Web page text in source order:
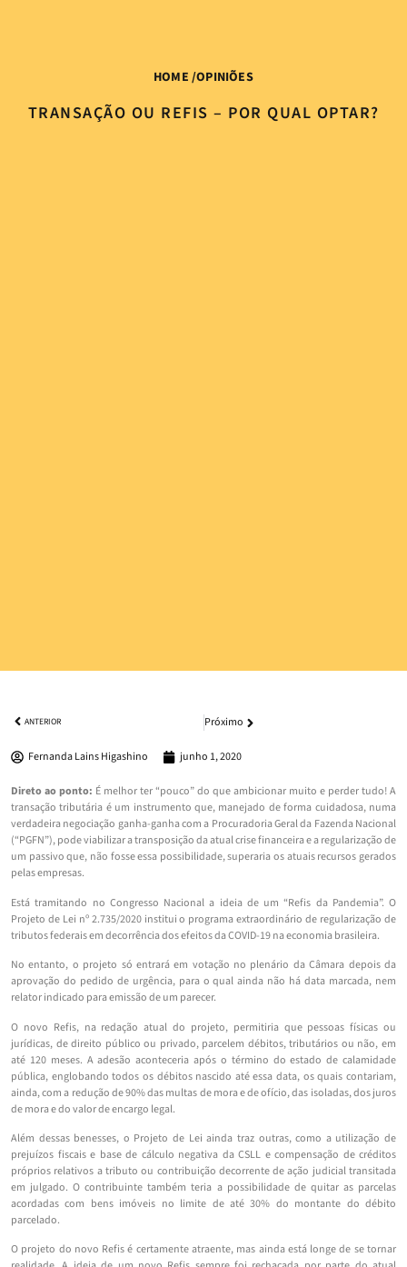
HOME /OPINIÕES
TRANSAÇÃO OU REFIS – POR QUAL OPTAR?
ANTERIOR Próximo
Fernanda Lains Higashino junho 1, 2020
Direto ao ponto: É melhor ter “pouco” do que ambicionar muito e perder tudo! A
transação tributária é um instrumento que, manejado de forma cuidadosa, numa
verdadeira negociação ganha-ganha com a Procuradoria Geral da Fazenda Nacional
(“PGFN”), pode viabilizar a transposição da atual crise financeira e a regularização de
um passivo que, não fosse essa possibilidade, superaria os atuais recursos gerados
pelas empresas.
Está tramitando no Congresso Nacional a ideia de um “Refis da Pandemia”. O
Projeto de Lei nº 2.735/2020 institui o programa extraordinário de regularização de
tributos federais em decorrência dos efeitos da COVID-19 na economia brasileira.
No entanto, o projeto só entrará em votação no plenário da Câmara depois da
aprovação do pedido de urgência, para o qual ainda não há data marcada, nem
relator indicado para emissão de um parecer.
O novo Refis, na redação atual do projeto, permitiria que pessoas físicas ou
jurídicas, de direito público ou privado, parcelem débitos, tributários ou não, em
até 120 meses. A adesão aconteceria após o término do estado de calamidade
pública, englobando todos os débitos nascido até essa data, os quais contariam,
ainda, com a redução de 90% das multas de mora e de ofício, das isoladas, dos juros
de mora e do valor de encargo legal.
Além dessas benesses, o Projeto de Lei ainda traz outras, como a utilização de
prejuízos fiscais e base de cálculo negativa da CSLL e compensação de créditos
próprios relativos a tributo ou contribuição decorrente de ação judicial transitada
em julgado. O contribuinte também teria a possibilidade de quitar as parcelas
acordadas com bens imóveis no limite de até 30% do montante do débito
parcelado.
O projeto do novo Refis é certamente atraente, mas ainda está longe de se tornar